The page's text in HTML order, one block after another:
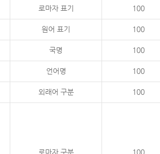
로마자 표기 100
원어 표기 100
국명 100
언어명 100
외래어 구분 100
로마자 구분 100